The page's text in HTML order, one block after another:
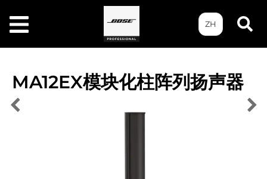
ZH
MA12EX模块化柱阵列扬声器